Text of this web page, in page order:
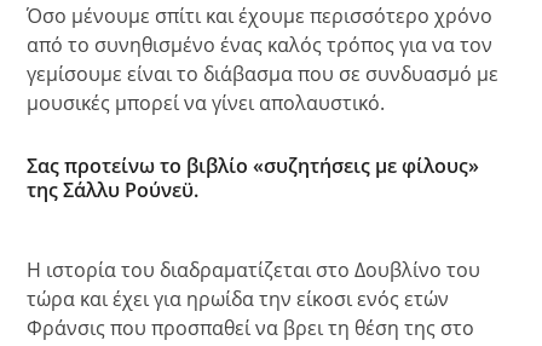
Όσο μένουμε σπίτι και έχουμε περισσότερο χρόνο
από το συνηθισμένο ένας καλός τρόπος για να τον
γεμίσουμε είναι το διάβασμα που σε συνδυασμό με
μουσικές μπορεί να γίνει απολαυστικό.
Σας προτείνω το βιβλίο «συζητήσεις με φίλους»
της Σάλλυ Ρούνεϋ.
Η ιστορία του διαδραματίζεται στο Δουβλίνο του
τώρα και έχει για ηρωίδα την είκοσι ενός ετών
Φράνσις που προσπαθεί να βρει τη θέση της στο